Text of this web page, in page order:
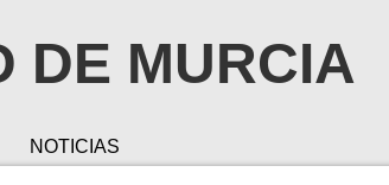
DE MURCIA
NOTICIAS